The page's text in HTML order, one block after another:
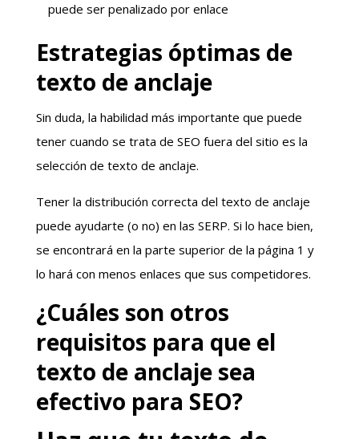
puede ser penalizado por enlace
Estrategias óptimas de
texto de anclaje
Sin duda, la habilidad más importante que puede
tener cuando se trata de SEO fuera del sitio es la
selección de texto de anclaje.
Tener la distribución correcta del texto de anclaje
puede ayudarte (o no) en las SERP. Si lo hace bien,
se encontrará en la parte superior de la página 1 y
lo hará con menos enlaces que sus competidores.
¿Cuáles son otros
requisitos para que el
texto de anclaje sea
efectivo para SEO?